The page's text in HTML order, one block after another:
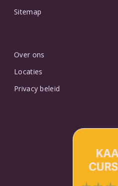
Sitemap
Over ons
Locaties
Privacy beleid